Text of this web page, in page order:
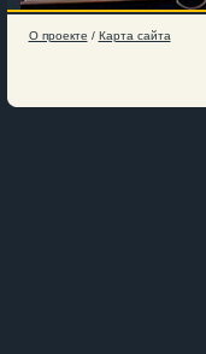
О проекте / Карта сайта